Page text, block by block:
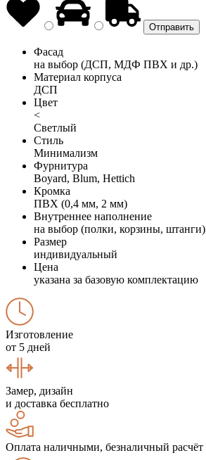
Фасад
на выбор (ДСП, МДФ ПВХ и др.)
Материал корпуса
ДСП
Цвет
<
Светлый
Стиль
Минимализм
Фурнитура
Boyard, Blum, Hettich
Кромка
ПВХ (0,4 мм, 2 мм)
Внутреннее наполнение
на выбор (полки, корзины, штанги)
Размер
индивидуальный
Цена
указана за базовую комплектацию
Изготовление
от 5 дней
Замер, дизайн
и доставка бесплатно
Оплата наличными, безналичный расчёт